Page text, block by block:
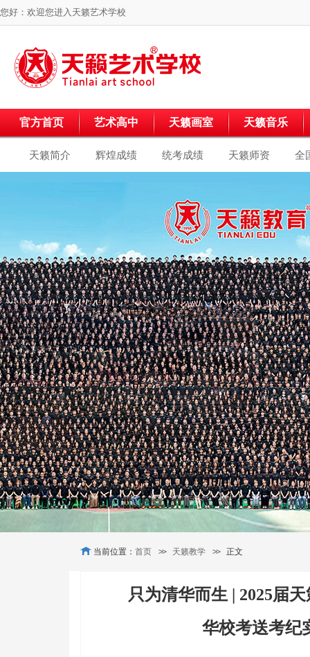
您好：欢迎您进入 天籁艺术学校
官方首页 艺术高中 天籁画室 天籁音乐
天籁简介 辉煌成绩 统考成绩 天籁师资 全
当前位置： 首页 >> 天籁教学 >> 正文
只为清华而生 | 2025届
华校考送考纪